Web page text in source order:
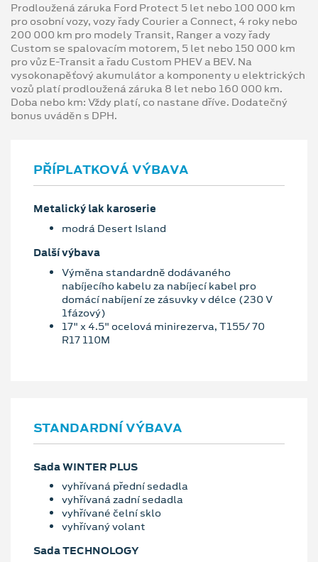
Prodloužená záruka Ford Protect 5 let nebo 100 000 km
pro osobní vozy, vozy řady Courier a Connect, 4 roky nebo
200 000 km pro modely Transit, Ranger a vozy řady
Custom se spalovacím motorem, 5 let nebo 150 000 km
pro vůz E-Transit a řadu Custom PHEV a BEV. Na
vysokonapěťový akumulátor a komponenty u elektrických
vozů platí prodloužená záruka 8 let nebo 160 000 km.
Doba nebo km: Vždy platí, co nastane dříve. Dodatečný
bonus uváděn s DPH.
PŘÍPLATKOVÁ VÝBAVA
Metalický lak karoserie
modrá Desert Island
Další výbava
Výměna standardně dodávaného
nabíjecího kabelu za nabíjecí kabel pro
domácí nabíjení ze zásuvky v délce (230 V
1fázový)
17" x 4.5" ocelová minirezerva, T155/ 70
R17 110M
STANDARDNÍ VÝBAVA
Sada WINTER PLUS
vyhřívaná přední sedadla
vyhřívaná zadní sedadla
vyhřívané čelní sklo
vyhřívaný volant
Sada TECHNOLOGY